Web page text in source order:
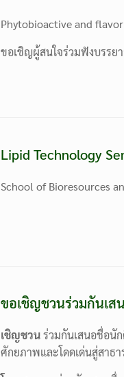
Phytobioactive and
ขอเชิญผู้สนใจร่วมฟังบรรย
Lipid Technology
School of Bioresources
ขอเชิญชวนร่วมกันเ
เชิญชวนร่วมกันเสนอชื่อนั
ศักยภาพและโดดเด่นสู่สาธ